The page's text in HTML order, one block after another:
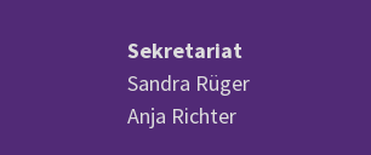
Sekretariat
Sandra Rüger
Anja Richter